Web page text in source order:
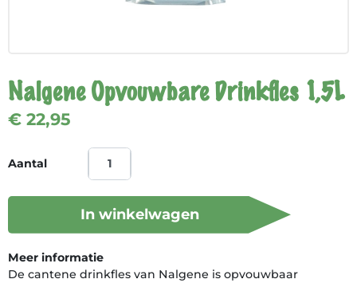
Nalgene Opvouwbare Drinkfles 1,5L
€ 22,95
Aantal
In winkelwagen
Meer informatie
De cantene drinkfles van Nalgene is opvouwbaar